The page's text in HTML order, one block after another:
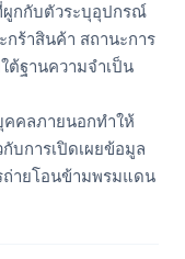
ผูกกับตัวระบุอุปกรณ์
ร้าสินค้า สถานะการ
ฐานความจำเป็น
คลภายนอกทำให้
บการเปิดเผยข้อมูล
ายโอนข้ามพรมแดน